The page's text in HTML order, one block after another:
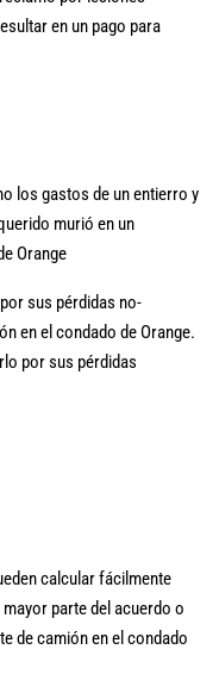
en un pago para
los gastos de un entierro y
murió en un
Orange
sus pérdidas no-
en el condado de Orange.
por sus pérdidas
calcular fácilmente
parte del acuerdo o
de camión en el condado